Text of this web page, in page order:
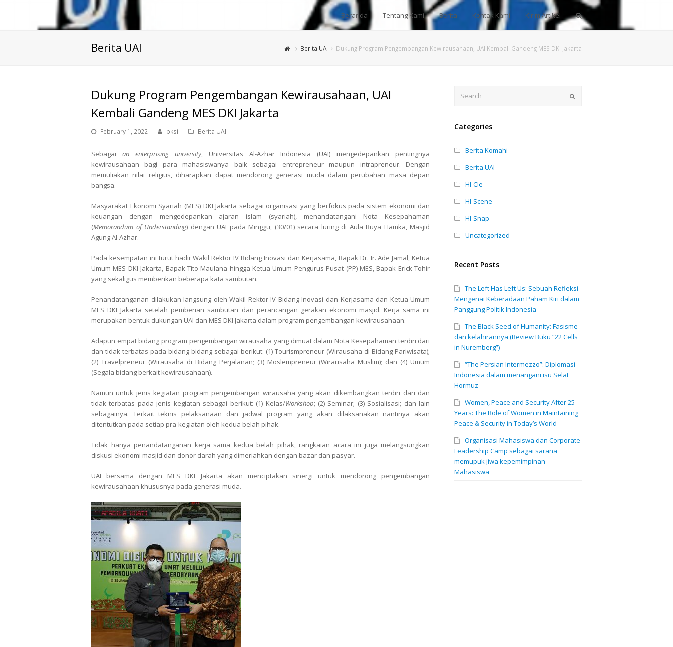
Beranda Tentang Kami Berita Kontak Kami Kirim Artikel
Berita UAI Berita UAI Dukung Program Pengembangan Kewirausahaan, UAI Kembali Gandeng MES DKI Jakarta
Dukung Program Pengembangan Kewirausahaan, UAI
Kembali Gandeng MES DKI Jakarta
February 1, 2022 pksi Berita UAI
Sebagai an enterprising university, Universitas Al-Azhar Indonesia (UAI) mengedepankan pentingnya
kewirausahaan bagi para mahasiswanya baik sebagai entrepreneur maupun intrapreneur. Dengan
memuliakan nilai religius, diharapkan dapat mendorong generasi muda dalam perubahan masa depan
bangsa.
Masyarakat Ekonomi Syariah (MES) DKI Jakarta sebagai organisasi yang berfokus pada sistem ekonomi dan
keuangan dengan mengedepankan ajaran islam (syariah), menandatangani Nota Kesepahaman
(Memorandum of Understanding) dengan UAI pada Minggu, (30/01) secara luring di Aula Buya Hamka, Masjid
Agung Al-Azhar.
Pada kesempatan ini turut hadir Wakil Rektor IV Bidang Inovasi dan Kerjasama, Bapak Dr. Ir. Ade Jamal, Ketua
Umum MES DKI Jakarta, Bapak Tito Maulana hingga Ketua Umum Pengurus Pusat (PP) MES, Bapak Erick Tohir
yang sekaligus memberikan beberapa kata sambutan.
Penandatanganan dilakukan langsung oleh Wakil Rektor IV Bidang Inovasi dan Kerjasama dan Ketua Umum
MES DKI Jakarta setelah pemberian sambutan dan perancangan gerakan ekonomi masjid. Kerja sama ini
merupakan bentuk dukungan UAI dan MES DKI Jakarta dalam program pengembangan kewirausahaan.
Adapun empat bidang program pengembangan wirausaha yang dimuat dalam Nota Kesepahaman terdiri dari
dan tidak terbatas pada bidang-bidang sebagai berikut: (1) Tourismpreneur (Wirausaha di Bidang Pariwisata);
(2) Travelpreneur (Wirausaha di Bidang Perjalanan; (3) Moslempreneur (Wirausaha Muslim); dan (4) Umum
(Segala bidang berkait kewirausahaan).
Namun untuk jenis kegiatan program pengembangan wirausaha yang akan dikembangkan terdiri dari dan
tidak terbatas pada jenis kegiatan sebagai berikut: (1) Kelas/Workshop; (2) Seminar; (3) Sosialisasi; dan lain
sebagainya. Terkait teknis pelaksanaan dan jadwal program yang akan dilaksanakan nantinya akan
ditentutkan pada setiap pra-kegiatan oleh kedua belah pihak.
Tidak hanya penandatanganan kerja sama kedua belah pihak, rangkaian acara ini juga melangsungkan
diskusi ekonomi masjid dan donor darah yang dimeriahkan dengan bazar dan pasyar.
UAI bersama dengan MES DKI Jakarta akan menciptakan sinergi untuk mendorong pengembangan
kewirausahaan khususnya pada generasi muda.
Categories
Berita Komahi
Berita UAI
HI-Cle
HI-Scene
HI-Snap
Uncategorized
Recent Posts
The Left Has Left Us: Sebuah Refleksi
Mengenai Keberadaan Paham Kiri dalam
Panggung Politik Indonesia
The Black Seed of Humanity: Fasisme
dan kelahirannya (Review Buku “22 Cells
in Nuremberg”)
“The Persian Intermezzo”: Diplomasi
Indonesia dalam menangani isu Selat
Hormuz
Women, Peace and Security After 25
Years: The Role of Women in Maintaining
Peace & Security in Today’s World
Organisasi Mahasiswa dan Corporate
Leadership Camp sebagai sarana
memupuk jiwa kepemimpinan
Mahasiswa